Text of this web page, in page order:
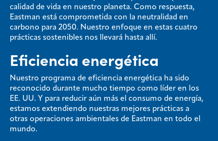
calidad de vida en nuestro planeta. Como respuesta,
Eastman está comprometida con la neutralidad en
carbono para 2050. Nuestro enfoque en estas cuatro
prácticas sostenibles nos llevará hasta allí.
Eficiencia energética
Nuestro programa de eficiencia energética ha sido
reconocido durante mucho tiempo como líder en los
EE. UU. Y para reducir aún más el consumo de energía,
estamos extendiendo nuestras mejores prácticas a
otras operaciones ambientales de Eastman en todo el
mundo.